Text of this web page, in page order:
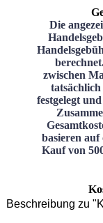
Die
zwischen
festgelegt
basieren auf
Kauf von
Beschreibung zu